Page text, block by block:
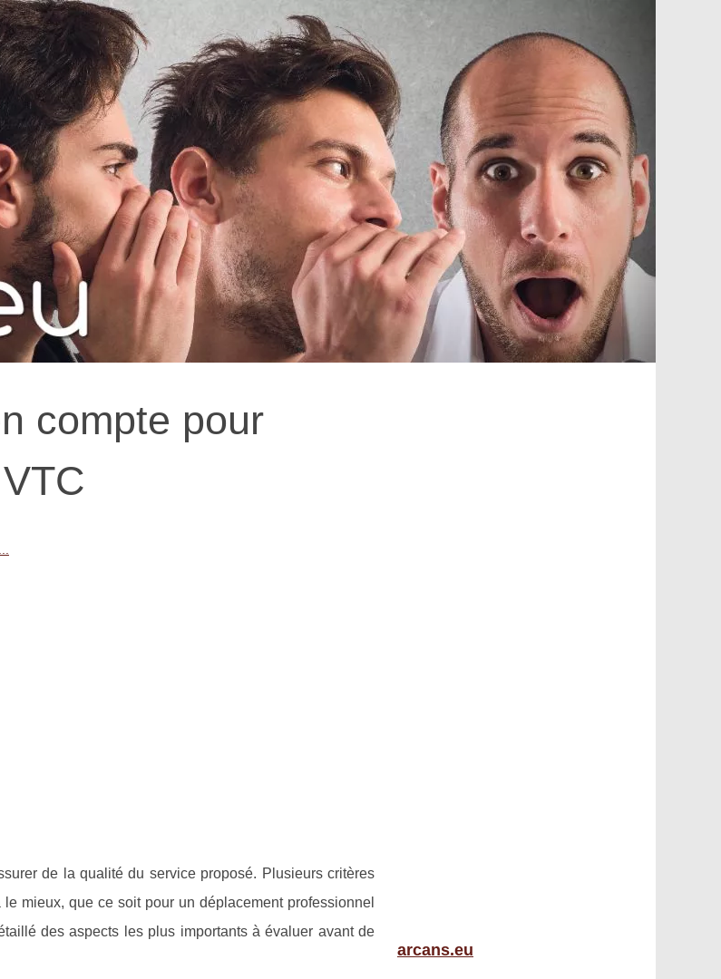
compte pour
de la qualité du service proposé. Plusieurs critères
mieux, que ce soit pour un déplacement professionnel
des aspects les plus importants à évaluer avant de
arcans.eu